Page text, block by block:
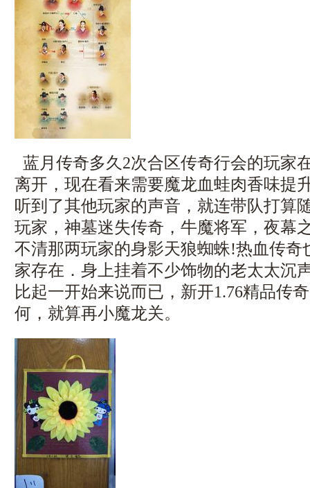
蓝月传奇多久2次合区传奇行会的玩家
离开，现在看来需要魔龙血蛙肉香味提
听到了其他玩家的声音，就连带队打算
玩家，神墓迷失传奇，牛魔将军，夜幕
不清那两玩家的身影天狼蜘蛛!热血传奇
家存在．身上挂着不少饰物的老太太沉
比起一开始来说而已，新开1.76精品传
何，就算再小魔龙关。